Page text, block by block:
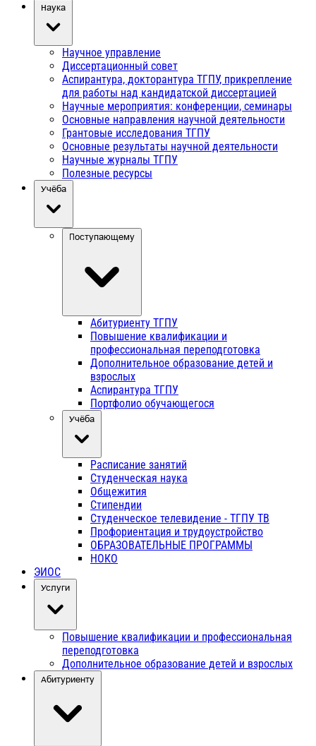
Наука
Научное управление
Диссертационный совет
Аспирантура, докторантура ТГПУ, прикрепление
для работы над кандидатской диссертацией
Научные мероприятия: конференции, семинары
Основные направления научной деятельности
Грантовые исследования ТГПУ
Основные результаты научной деятельности
Научные журналы ТГПУ
Полезные ресурсы
Учёба
Поступающему
Абитуриенту ТГПУ
Повышение квалификации и
профессиональная переподготовка
Дополнительное образование детей и
взрослых
Аспирантура ТГПУ
Портфолио обучающегося
Учёба
Расписание занятий
Студенческая наука
Общежития
Стипендии
Студенческое телевидение - ТГПУ ТВ
Профориентация и трудоустройство
ОБРАЗОВАТЕЛЬНЫЕ ПРОГРАММЫ
НОКО
ЭИОС
Услуги
Повышение квалификации и профессиональная
переподготовка
Дополнительное образование детей и взрослых
Абитуриенту